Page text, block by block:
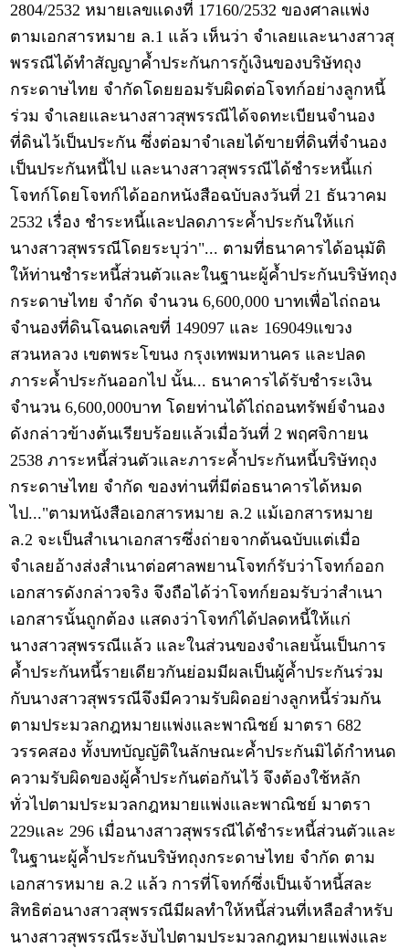
2804/2532 หมายเลขแดงที่ 17160/2532 ของศาลแพ่ง
ตามเอกสารหมาย ล.1 แล้ว เห็นว่า จำเลยและนางสาวสุ
พรรณีได้ทำสัญญาค้ำประกันการกู้เงินของบริษัทถุง
กระดาษไทย จำกัดโดยยอมรับผิดต่อโจทก์อย่างลูกหนี้
ร่วม จำเลยและนางสาวสุพรรณีได้จดทะเบียนจำนอง
ที่ดินไว้เป็นประกัน ซึ่งต่อมาจำเลยได้ขายที่ดินที่จำนอง
เป็นประกันหนี้ไป และนางสาวสุพรรณีได้ชำระหนี้แก่
โจทก์โดยโจทก์ได้ออกหนังสือฉบับลงวันที่ 21 ธันวาคม
2532 เรื่อง ชำระหนี้และปลดภาระค้ำประกันให้แก่
นางสาวสุพรรณีโดยระบุว่า"... ตามที่ธนาคารได้อนุมัติ
ให้ท่านชำระหนี้ส่วนตัวและในฐานะผู้ค้ำประกันบริษัทถุง
กระดาษไทย จำกัด จำนวน 6,600,000 บาทเพื่อไถ่ถอน
จำนองที่ดินโฉนดเลขที่ 149097 และ 169049แขวง
สวนหลวง เขตพระโขนง กรุงเทพมหานคร และปลด
ภาระค้ำประกันออกไป นั้น... ธนาคารได้รับชำระเงิน
จำนวน 6,600,000บาท โดยท่านได้ไถ่ถอนทรัพย์จำนอง
ดังกล่าวข้างต้นเรียบร้อยแล้วเมื่อวันที่ 2 พฤศจิกายน
2538 ภาระหนี้ส่วนตัวและภาระค้ำประกันหนี้บริษัทถุง
กระดาษไทย จำกัด ของท่านที่มีต่อธนาคารได้หมด
ไป..."ตามหนังสือเอกสารหมาย ล.2 แม้เอกสารหมาย
ล.2 จะเป็นสำเนาเอกสารซึ่งถ่ายจากต้นฉบับแต่เมื่อ
จำเลยอ้างส่งสำเนาต่อศาลพยานโจทก์รับว่าโจทก์ออก
เอกสารดังกล่าวจริง จึงถือได้ว่าโจทก์ยอมรับว่าสำเนา
เอกสารนั้นถูกต้อง แสดงว่าโจทก์ได้ปลดหนี้ให้แก่
นางสาวสุพรรณีแล้ว และในส่วนของจำเลยนั้นเป็นการ
ค้ำประกันหนี้รายเดียวกันย่อมมีผลเป็นผู้ค้ำประกันร่วม
กับนางสาวสุพรรณีจึงมีความรับผิดอย่างลูกหนี้ร่วมกัน
ตามประมวลกฎหมายแพ่งและพาณิชย์ มาตรา 682
วรรคสอง ทั้งบทบัญญัติในลักษณะค้ำประกันมิได้กำหนด
ความรับผิดของผู้ค้ำประกันต่อกันไว้ จึงต้องใช้หลัก
ทั่วไปตามประมวลกฎหมายแพ่งและพาณิชย์ มาตรา
229และ 296 เมื่อนางสาวสุพรรณีได้ชำระหนี้ส่วนตัวและ
ในฐานะผู้ค้ำประกันบริษัทถุงกระดาษไทย จำกัด ตาม
เอกสารหมาย ล.2 แล้ว การที่โจทก์ซึ่งเป็นเจ้าหนี้สละ
สิทธิต่อนางสาวสุพรรณีมีผลทำให้หนี้ส่วนที่เหลือสำหรับ
นางสาวสุพรรณีระงับไปตามประมวลกฎหมายแพ่งและ